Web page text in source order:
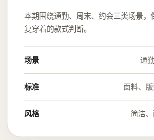
本期围绕通勤、周末、约会三类场景，
复穿着的款式判断。
场景 通
标准 面料、
风格 简洁